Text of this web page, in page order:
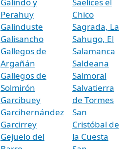
Perahuy
Galinduste
Galisancho
Gallegos de
Argañán
Gallegos de
Solmirón
Garcibuey
Garcihernández
Garcirrey
Gejuelo del
Chico
Sagrada, La
Sahugo, El
Salamanca
Saldeana
Salmoral
Salvatierra
de Tormes
San
Cristóbal de
la Cuesta